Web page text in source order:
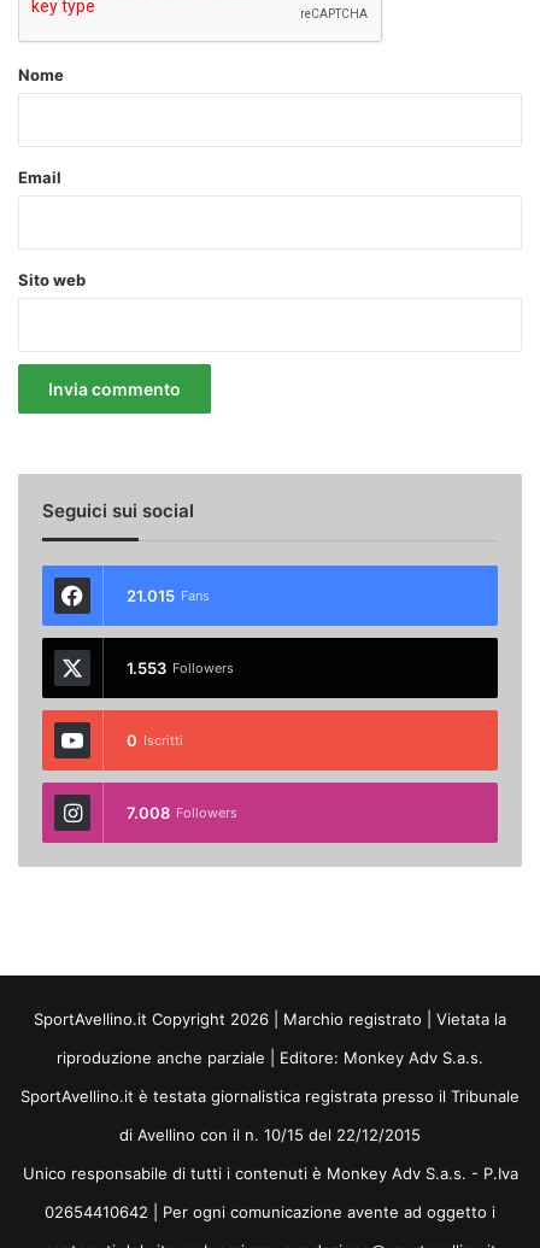
Nome
Email
Sito web
Seguici sui social
21.015 Fans
1.553 Followers
0 Iscritti
7.008 Followers
SportAvellino.it Copyright 2026 | Marchio registrato | Vietata la
riproduzione anche parziale | Editore: Monkey Adv S.a.s.
SportAvellino.it è testata giornalistica registrata presso il Tribunale
di Avellino con il n. 10/15 del 22/12/2015
Unico responsabile di tutti i contenuti è Monkey Adv S.a.s. - P.Iva
02654410642 | Per ogni comunicazione avente ad oggetto i